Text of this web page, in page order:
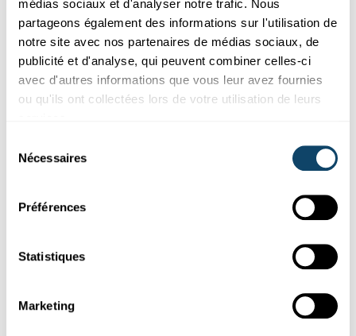
médias sociaux et d'analyser notre trafic. Nous
partageons également des informations sur l'utilisation de
notre site avec nos partenaires de médias sociaux, de
publicité et d'analyse, qui peuvent combiner celles-ci
avec d'autres informations que vous leur avez fournies
ou qu'ils ont collectées lors de votre utilisation de leurs
Nécessaires
Préférences
Statistiques
Marketing
Mr Science
GENETIK
Kann ee mat engem DNA-Test erausfannen, wou seng Vireltere
FNR